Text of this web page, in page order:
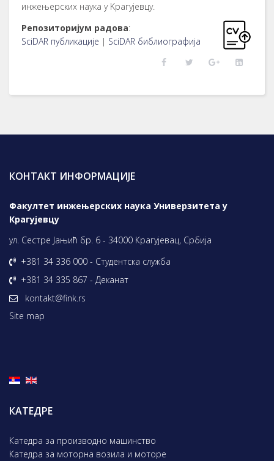
инжењерских наука у Kрагујевцу.
Репозиторијум радова:
SciDAR публикације | SciDAR библиографија
КОНТАКТ ИНФОРМАЦИЈЕ
Факултет инжењерских наука Универзитета у
Крагујевцу
ул. Сестре Јањић бр. 6 - 34000 Крагујевац, Србија
+381 34 336 000 - Студентска служба
+381 34 335 867 - Деканат
kontakt@fink.rs
Site map
КАТЕДРЕ
Катедра за производно машинство
Катедра за моторна возила и моторе